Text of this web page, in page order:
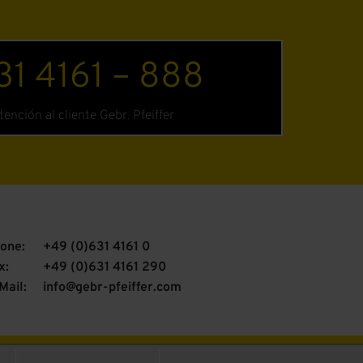
4161 – 888
al cliente Gebr. Pfeiffer
+49 (0)631 4161 0
+49 (0)631 4161 290
info@gebr-pfeiffer.com